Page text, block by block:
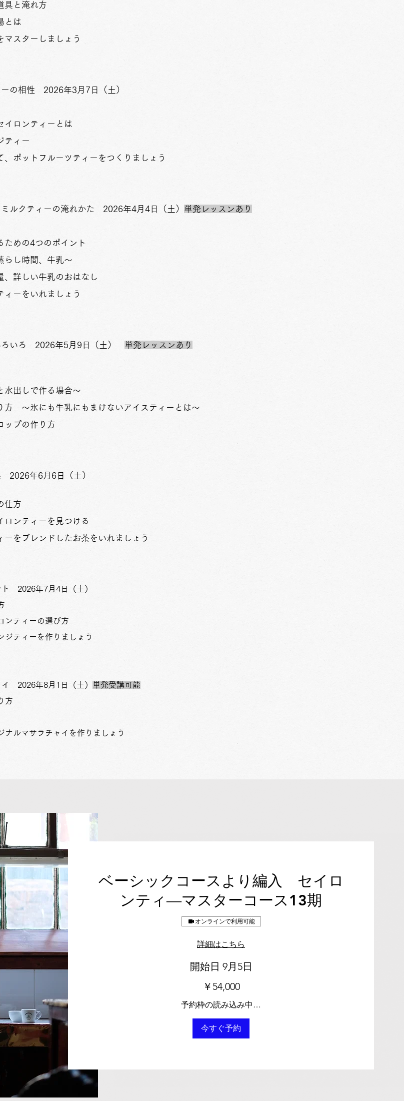
具と淹れ方
とは
マスターしましょう
の相性 2026年3月7日（土）
イロンティーとは
ティー
、ポットフルーツティーをつくりましょう
ルクティーの淹れかた 2026年4月4日（土） 単発レッスンあり
ための4つのポイント
し時間、牛乳～
、詳しい牛乳のおはなし
ィーをいれましょう
ろいろ 2026年5月9日（土） 単発レッスンあり
出しで作る場合～
方 ～氷にも牛乳にもまけないアイスティーとは～
ップの作り方
年6月6日（土）
仕方
ロンティーを見つける
ーをブレンドしたお茶をいれましょう
2026年7月4日（土）
ンティーの選び方
ティーを作りましょう
2026年8月1日（土）
単発受講可能
方
ルマサラチャイを作りましょう
ベーシックコースより編入 セイロ
ンティ―マスターコース13期
オンラインで利用可能
詳細はこちら
開始日 9月5日
￥54,000
予約枠の読み込み中…
今すぐ予約